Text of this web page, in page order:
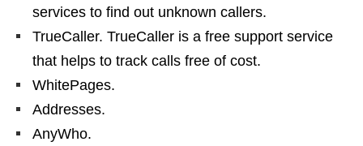
services to find out unknown callers.
TrueCaller. TrueCaller is a free support service
that helps to track calls free of cost.
WhitePages.
Addresses.
AnyWho.